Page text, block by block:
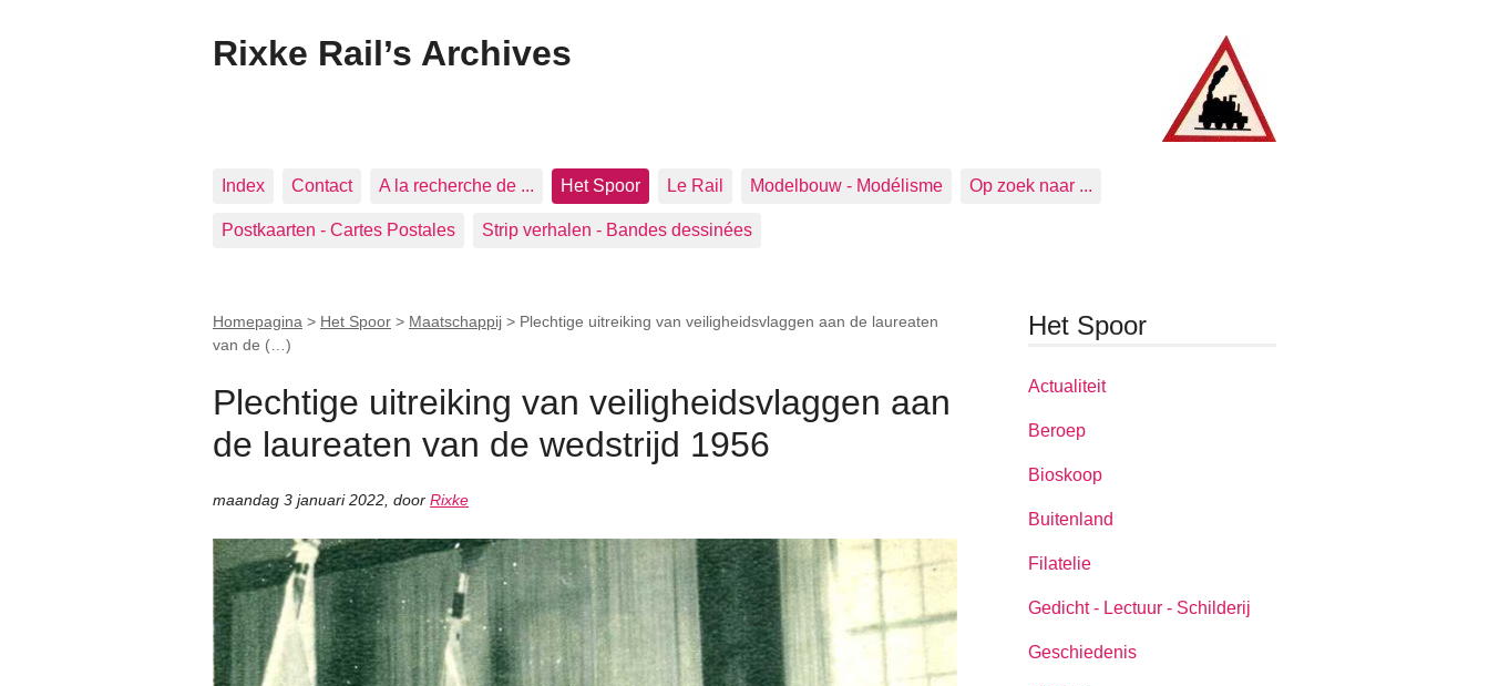
Rixke Rail’s Archives
Index Contact A la recherche de ... Het Spoor Le Rail Modelbouw - Modélisme Op zoek naar ...
Postkaarten - Cartes Postales Strip verhalen - Bandes dessinées
Homepagina > Het Spoor > Maatschappij > Plechtige uitreiking van veiligheidsvlaggen aan de laureaten
van de (…)
Plechtige uitreiking van veiligheidsvlaggen aan
de laureaten van de wedstrijd 1956
maandag 3 januari 2022 door Rixke
Het Spoor
Actualiteit
Beroep
Bioskoop
Buitenland
Filatelie
Gedicht - Lectuur - Schilderij
Geschiedenis